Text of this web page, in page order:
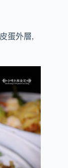
蛋外層,